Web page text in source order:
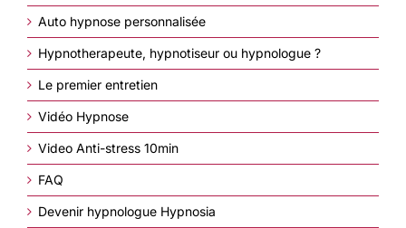
Auto hypnose personnalisée
Hypnotherapeute, hypnotiseur ou hypnologue ?
Le premier entretien
Vidéo Hypnose
Video Anti-stress 10min
FAQ
Devenir hypnologue Hypnosia